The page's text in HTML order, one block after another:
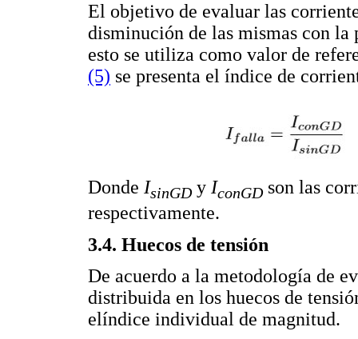
El objetivo de evaluar las
disminución de las mismas con la
esto se utiliza como valor de
(5) se presenta el índice de
Donde IsinGDy IconGDson las
respectivamente.
3.4. Huecos de tensión
De acuerdo a la metodología de
distribuida en los huecos de
elíndice individual de magnitud.